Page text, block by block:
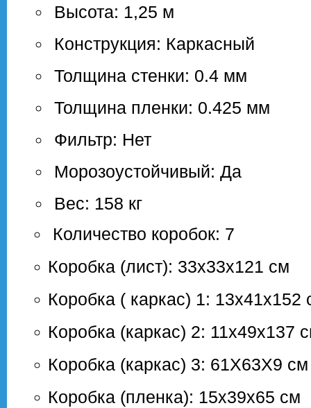
Высота: 1,25 м
Конструкция: Каркасный
Толщина стенки: 0.4 мм
Толщина пленки: 0.425 мм
Фильтр: Нет
Морозоустойчивый: Да
Вес: 158 кг
Количество коробок: 7
Коробка (лист): 33х33х121 см
Коробка ( каркас) 1: 13х41х152
Коробка (каркас) 2: 11х49х137
Коробка (каркас) 3: 61Х63Х9 см
Коробка (пленка): 15х39х65 см